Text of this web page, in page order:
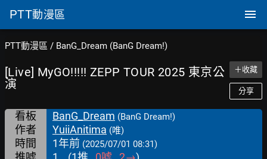
PTT動漫區
PTT動漫區 / BanG_Dream (BanG Dream!)
[Live] MyGO!!!!! ZEPP TOUR 2025 東京公
演
＋收藏
分享
看板 BanG_Dream (BanG Dream!)
作者 YuiiAnitima (唯)
時間 1年前 (2025/07/01 08:31)